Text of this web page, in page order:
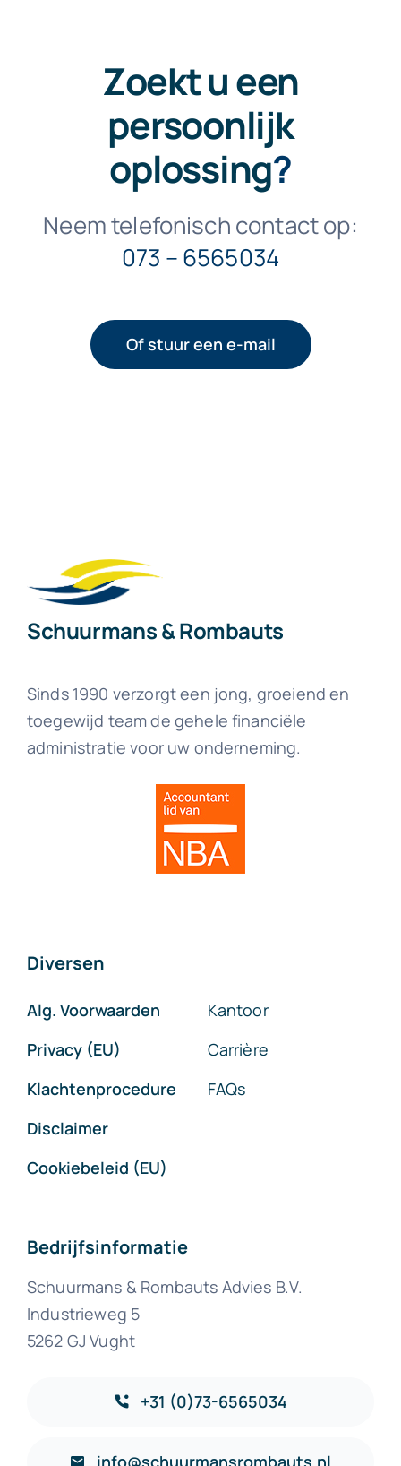
Zoekt u een
persoonlijk
oplossing?
Neem telefonisch contact op:
073 – 6565034
Of stuur een e-mail
Schuurmans & Rombauts
Sinds 1990 verzorgt een jong, groeiend en
toegewijd team de gehele financiële
administratie voor uw onderneming.
Diversen
Alg. Voorwaarden
Privacy (EU)
Klachtenprocedure
Disclaimer
Cookiebeleid (EU)
Kantoor
Carrière
FAQs
Bedrijfsinformatie
Schuurmans & Rombauts Advies B.V.
Industrieweg 5
5262 GJ Vught
+31 (0)73-6565034
info@schuurmansrombauts.nl